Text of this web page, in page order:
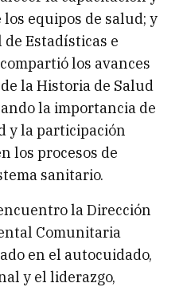
equipos de salud; y
Estadísticas e
los avances
la Historia de Salud
la importancia de
y la participación
los procesos de
sanitario.
la Dirección
Comunitaria
en el autocuidado,
y el liderazgo,